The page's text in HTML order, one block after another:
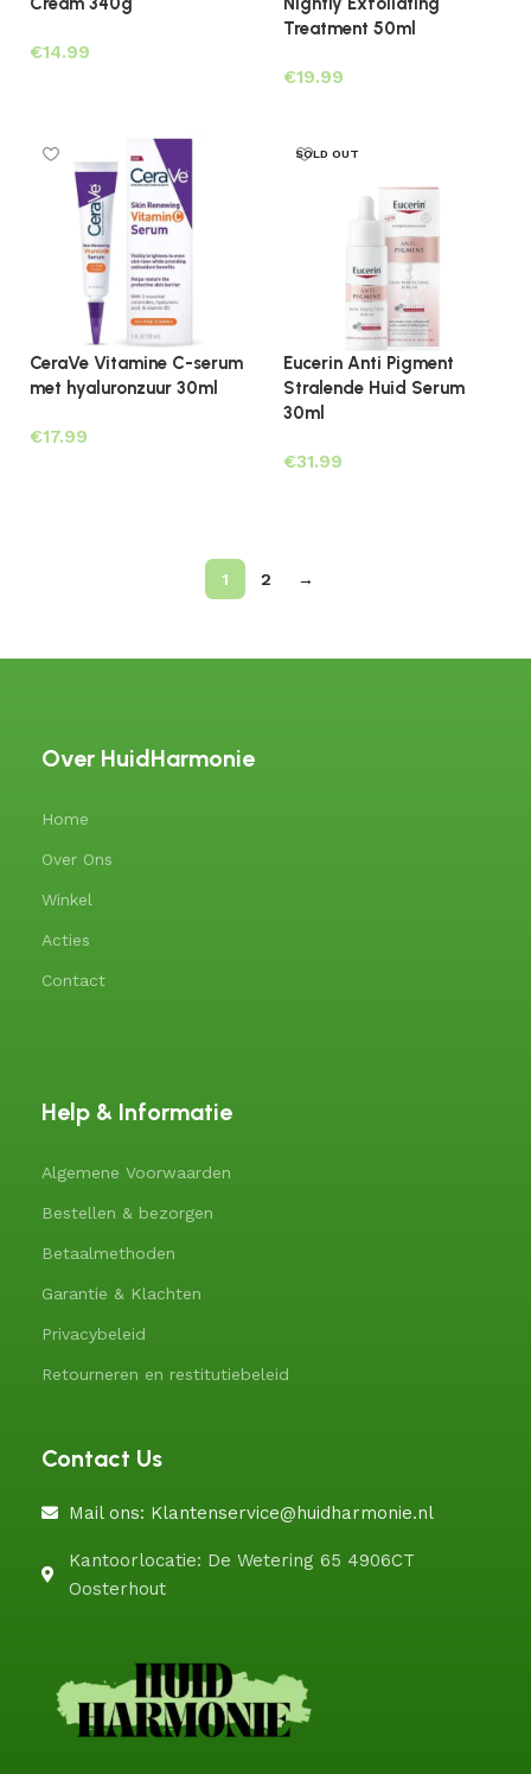
€
Treatment 50ml
€
CeraVe Vitamine C-serum
met hyaluronzuur 30ml
€
SOLD OUT
Eucerin Anti Pigment
Stralende Huid Serum
30ml
€
1 2 →
Over HuidHarmonie
Home
Over Ons
Winkel
Acties
Contact
Help & Informatie
Algemene Voorwaarden
Bestellen & bezorgen
Betaalmethoden
Garantie & Klachten
Privacybeleid
Retourneren en restitutiebeleid
Contact Us
Mail ons: Klantenservice@huidharmonie.nl
Kantoorlocatie: De Wetering 65 4906CT
Oosterhout